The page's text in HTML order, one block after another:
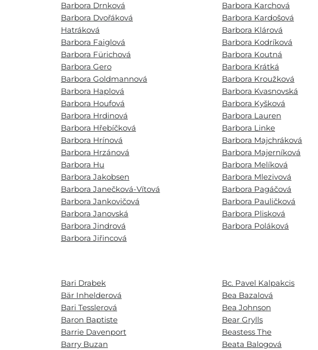
Barbora Drnková
Barbora Dvořáková
Hatráková
Barbora Faiglová
Barbora Fürichová
Barbora Gero
Barbora Goldmannová
Barbora Haplová
Barbora Houfová
Barbora Hrdinová
Barbora Hřebíčková
Barbora Hrínová
Barbora Hrzánová
Barbora Hu
Barbora Jakobsen
Barbora Janečková-Vítová
Barbora Jankovičová
Barbora Janovská
Barbora Jindrová
Barbora Jiřincová
Barbora Karchová
Barbora Kardošová
Barbora Klárová
Barbora Kodríková
Barbora Koutná
Barbora Krátká
Barbora Kroužková
Barbora Kvasnovská
Barbora Kyšková
Barbora Lauren
Barbora Linke
Barbora Majchráková
Barbora Majerníková
Barbora Melíková
Barbora Mlezivová
Barbora Pagáčová
Barbora Pauličková
Barbora Plisková
Barbora Poláková
Bari Drabek
Bär Inhelderová
Bari Tesslerová
Baron Baptiste
Barrie Davenport
Barry Buzan
Bc. Pavel Kalpakcis
Bea Bazalová
Bea Johnson
Bear Grylls
Beastess The
Beata Balogová